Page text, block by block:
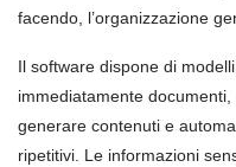
facendo, l’organizzazione
Il software dispone di
immediatamente
generare contenuti e
ripetitivi. Le informazioni